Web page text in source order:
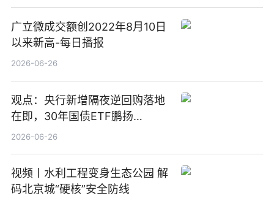
广立微成交额创2022年8月10日
以来新高-每日播报
2026-06-26
观点：央行新增隔夜逆回购落地
在即，30年国债ETF鹏扬
(511090) 盘中小幅上涨
2026-06-26
视频丨水利工程变身生态公园 解
码北京城“硬核”安全防线